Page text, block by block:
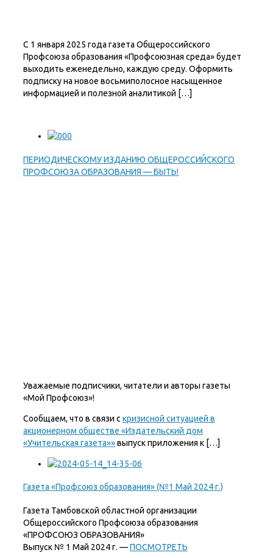
С 1 января 2025 года газета Общероссийского
Профсоюза образования «Профсоюзная среда» будет
выходить еженедельно, каждую среду. Оформить
подписку на новое восьмиполосное насыщенное
информацией и полезной аналитикой […]
ПЕРИОДИЧЕСКОМУ ИЗДАНИЮ ОБЩЕРОССИЙСКОГО
ПРОФСОЮЗА ОБРАЗОВАНИЯ — БЫТЬ!
Уважаемые подписчики, читатели и авторы газеты
«Мой Профсоюз»!
Сообщаем, что в связи с кризисной ситуацией в
акционерном обществе «Издательский дом
«Учительская газета»»выпуск приложения к […]
Газета «Профсоюз образования» (№1 Май 2024 г.)
Газета Тамбовской областной организации
Общероссийского Профсоюза образования
«ПРОФСОЮЗ ОБРАЗОВАНИЯ»
Выпуск № 1 Май 2024 г. —ПОСМОТРЕТЬ